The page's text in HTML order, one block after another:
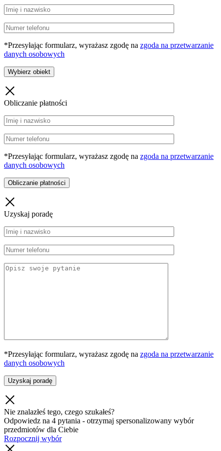
*Przesyłając formularz, wyrażasz zgodę na zgoda na przetwarzanie
danych osobowych
Obliczanie płatności
*Przesyłając formularz, wyrażasz zgodę na zgoda na przetwarzanie
danych osobowych
Uzyskaj poradę
*Przesyłając formularz, wyrażasz zgodę na zgoda na przetwarzanie
danych osobowych
Nie znalazłeś tego, czego szukałeś?
Odpowiedz na 4 pytania - otrzymaj spersonalizowany wybór
przedmiotów dla Ciebie
Rozpocznij wybór